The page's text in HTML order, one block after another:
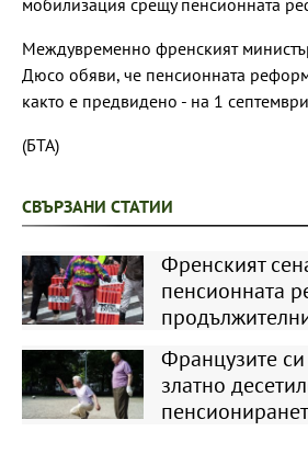
Междувременно френският
Дюсо обяви, че пенсионната
както е предвидено - на 1
(БТА)
СВЪРЗАНИ СТАТИИ
Френският
пенсионната
Французите
златно